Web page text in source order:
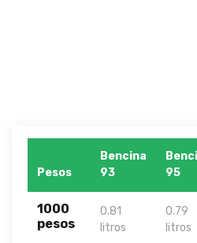
Pesos
Bencina
93
95
1000
pesos
0.81
litros
0.79
litros